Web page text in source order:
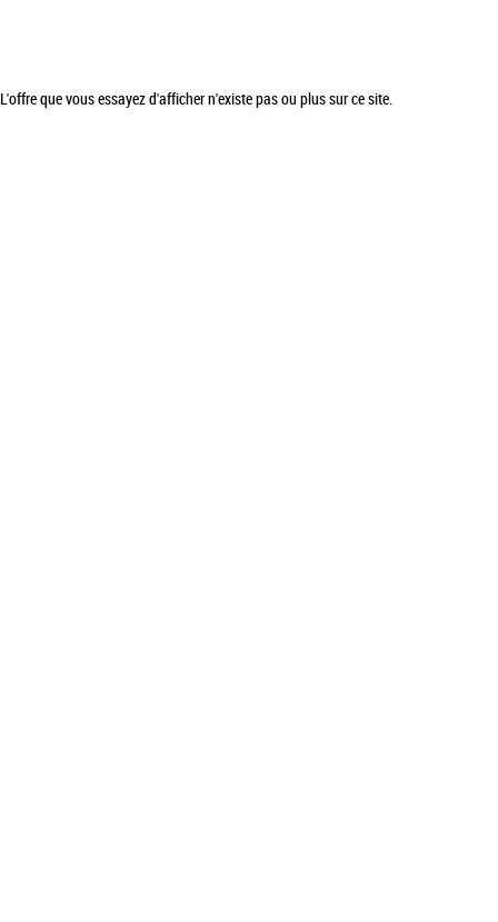
L'offre que vous essayez d'afficher n'existe pas ou plus sur ce site.